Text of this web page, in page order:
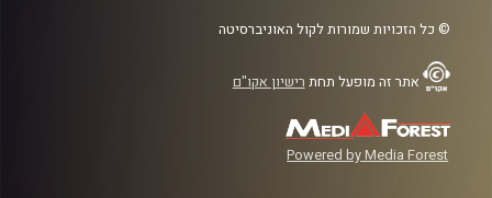
© כל הזכויות שמורות לקול האוניברסיטה
אתר זה מופעל תחת רישיון אקו"ם
Powered by Media Forest